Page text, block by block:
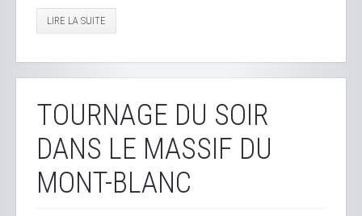
LIRE LA SUITE
TOURNAGE DU SOIR
DANS LE MASSIF DU
MONT-BLANC